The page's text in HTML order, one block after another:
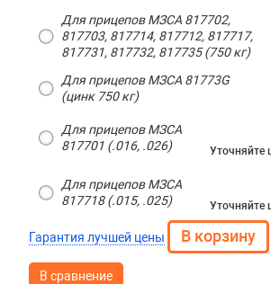
Для прицепов МЗСА 817702,
817703, 817714, 817712, 817717,
817731, 817732, 817735 (750 кг)
Для прицепов МЗСА 81773G
(цинк 750 кг)
Для прицепов МЗСА
817701 (.016, .026)
Уточняйте
Для прицепов МЗСА
817718 (.015, .025)
Уточняйте
Гарантия лучшей цены
В сравнение